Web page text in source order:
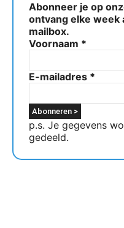
Abonneer je op
ontvang elke week
mailbox.
Voornaam *
E-mailadres *
p.s. Je gegevens
gedeeld.